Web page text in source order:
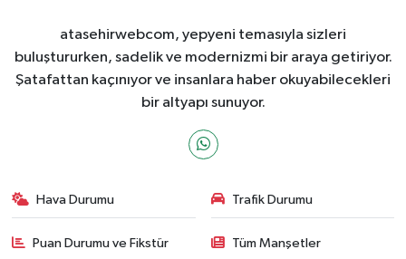
atasehirwebcom, yepyeni temasıyla sizleri
buluştururken, sadelik ve modernizmi bir araya getiriyor.
Şatafattan kaçınıyor ve insanlara haber okuyabilecekleri
bir altyapı sunuyor.
Hava Durumu Trafik Durumu
Puan Durumu ve Fikstür Tüm Manşetler